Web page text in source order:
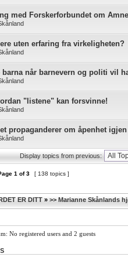
med Forskerforbundet om
uten erfaring fra virkeligheten?
barna når barnevern og politi vil
"listene" kan forsvinne!
propaganderer om åpenhet igjen
Display topics from previous:
1 of3 [ 138 topics ]
ER DITT » >> Marianne Skånlands
No registered users and 2 guests